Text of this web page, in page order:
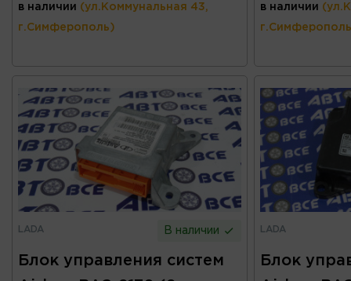
в наличии (ул.Коммунальная 43,
г.Симферополь)
в наличии
LADA В наличии
Блок управления систем
LADA
Блок